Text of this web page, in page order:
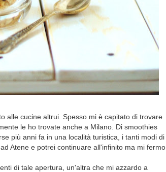
alle cucine altrui. Spesso mi è capitato di trovare
le ho trovate anche a Milano. Di smoothies
più anni fa in una località turistica, i tanti modi di
Atene e potrei continuare all'infinito ma mi fermo
di tale apertura, un'altra che mi azzardo a